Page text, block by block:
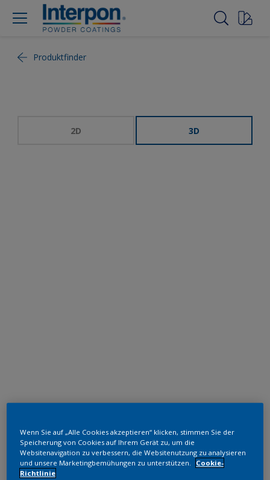
Produktfinder
2D 3D
RAL 3011
SGJ11G
Wenn Sie auf „Alle Cookies akzeptieren“ klicken, stimmen Sie der
Speicherung von Cookies auf Ihrem Gerät zu, um die
Websitenavigation zu verbessern, die Websitenutzung zu analysieren
und unsere Marketingbemühungen zu unterstützen.
Cookie-
Richtlinie